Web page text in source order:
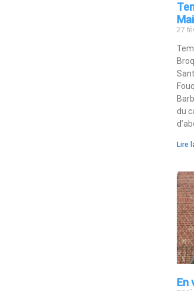
27
du
Lire
En